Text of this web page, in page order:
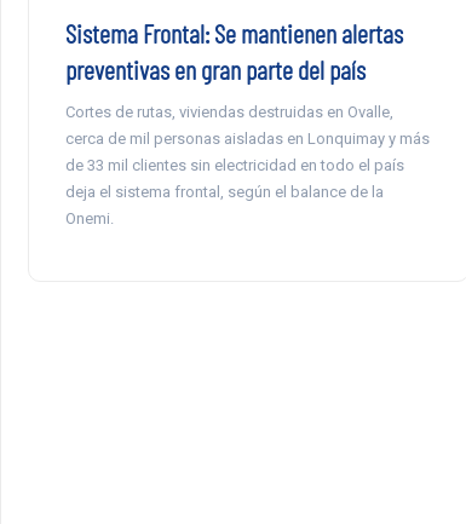
Sistema Frontal: Se mantienen alertas
preventivas en gran parte del país
Cortes de rutas, viviendas destruidas en Ovalle,
cerca de mil personas aisladas en Lonquimay y más
de 33 mil clientes sin electricidad en todo el país
deja el sistema frontal, según el balance de la
Onemi.